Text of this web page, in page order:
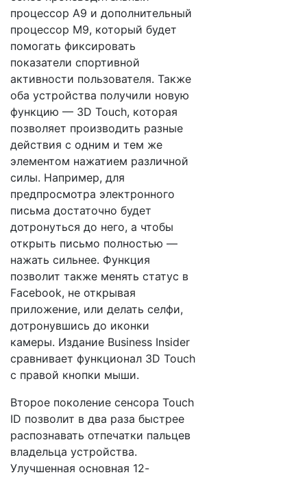
процессор A9 и дополнительный
процессор M9, который будет
помогать фиксировать
показатели спортивной
активности пользователя. Также
оба устройства получили новую
функцию — 3D Touch, которая
позволяет производить разные
действия с одним и тем же
элементом нажатием различной
силы. Например, для
предпросмотра электронного
письма достаточно будет
дотронуться до него, а чтобы
открыть письмо полностью —
нажать сильнее. Функция
позволит также менять статус в
Facebook, не открывая
приложение, или делать селфи,
дотронувшись до иконки
камеры. Издание Business Insider
сравнивает функционал 3D Touch
с правой кнопки мыши.
Второе поколение сенсора Touch
ID позволит в два раза быстрее
распознавать отпечатки пальцев
владельца устройства.
Улучшенная основная 12-